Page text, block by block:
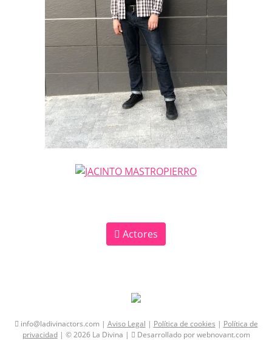
Actores
info@ladivinactors.com | Aviso Legal | Política de cookies | Política de
privacidad| © 2026 La Divina | Desarrollado por webnovant.com